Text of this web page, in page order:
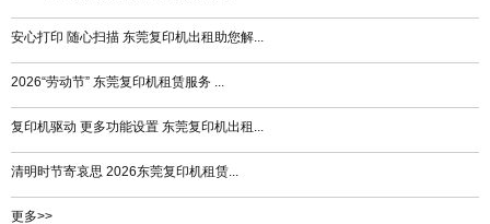
安心打印 随心扫描 东莞复印机出租助您解...
2026“劳动节” 东莞复印机租赁服务 ...
复印机驱动 更多功能设置 东莞复印机出租...
清明时节寄哀思 2026东莞复印机租赁...
更多>>